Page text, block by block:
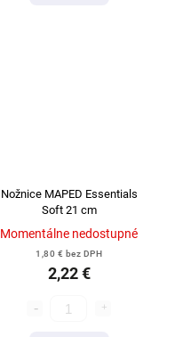
Nožnice MAPED Essentials
Soft 21 cm
Momentálne nedostupné
1,80 € bez DPH
2,22 €